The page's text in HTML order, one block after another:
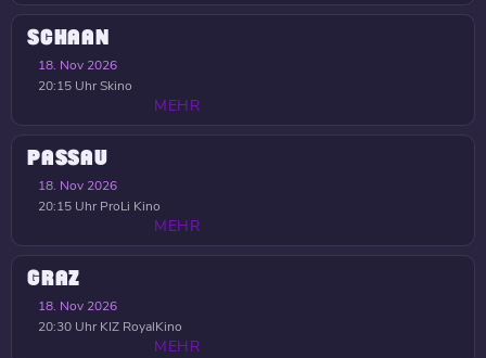
SCHAAN
18. Nov 2026
20:15 UhrSkino
MEHR
PASSAU
18. Nov 2026
20:15 Uhr ProLi Kino
MEHR
GRAZ
18. Nov 2026
20:30 Uhr KIZ RoyalKino
MEHR